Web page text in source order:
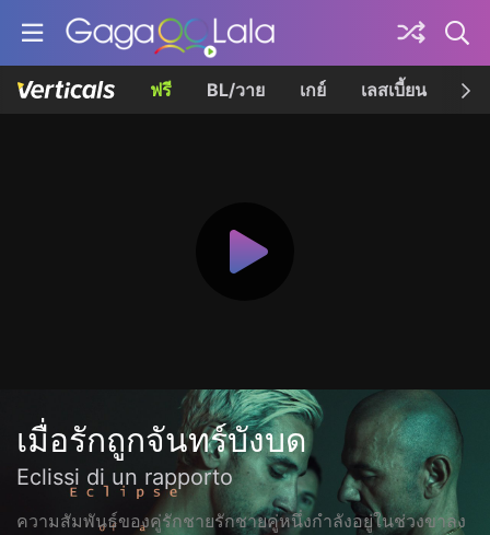
ฟรี BL/วาย เกย์ เลสเบี้ยน เค
เมื่อรักถูกจันทร์บังบด
Eclissi di un rapporto
ความสัมพันธ์ของคู่รักชายรักชายคู่หนึ่งกำลังอยู่ในช่วงขาลง